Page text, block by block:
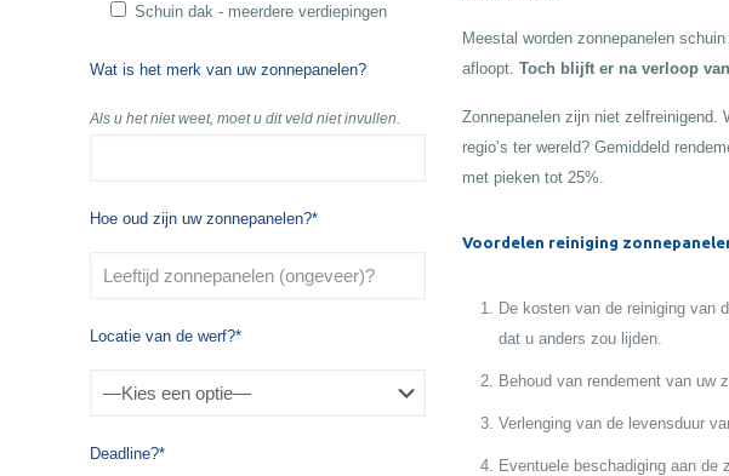
Schuin dak - meerdere verdiepingen
Wat is het merk van uw zonnepanelen?
Als u het niet weet, moet u dit veld niet invullen.
Hoe oud zijn uw zonnepanelen?*
Locatie van de werf?*
Deadline?*
Meestal worden zonnepanelen
afloopt. Toch blijft er na verloop
Zonnepanelen zijn niet
regio’s ter wereld? Gemiddeld
met pieken tot 25%.
Voordelen reiniging
De kosten van de reiniging van
dat u anders zou lijden.
Behoud van rendement van uw
Verlenging van de levensduur
Eventuele beschadiging aan de